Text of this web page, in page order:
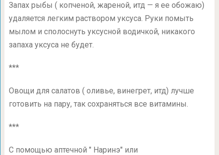
Запах рыбы ( копченой, жареной, итд — я ее обожаю)
удаляется легким раствором уксуса. Руки помыть
мылом и сполоснуть уксусной водичкой, никакого
запаха уксуса не будет.
***
Овощи для салатов ( оливье, винегрет, итд) лучше
готовить на пару, так сохраняться все витамины.
***
С помощью аптечной " Наринэ" или